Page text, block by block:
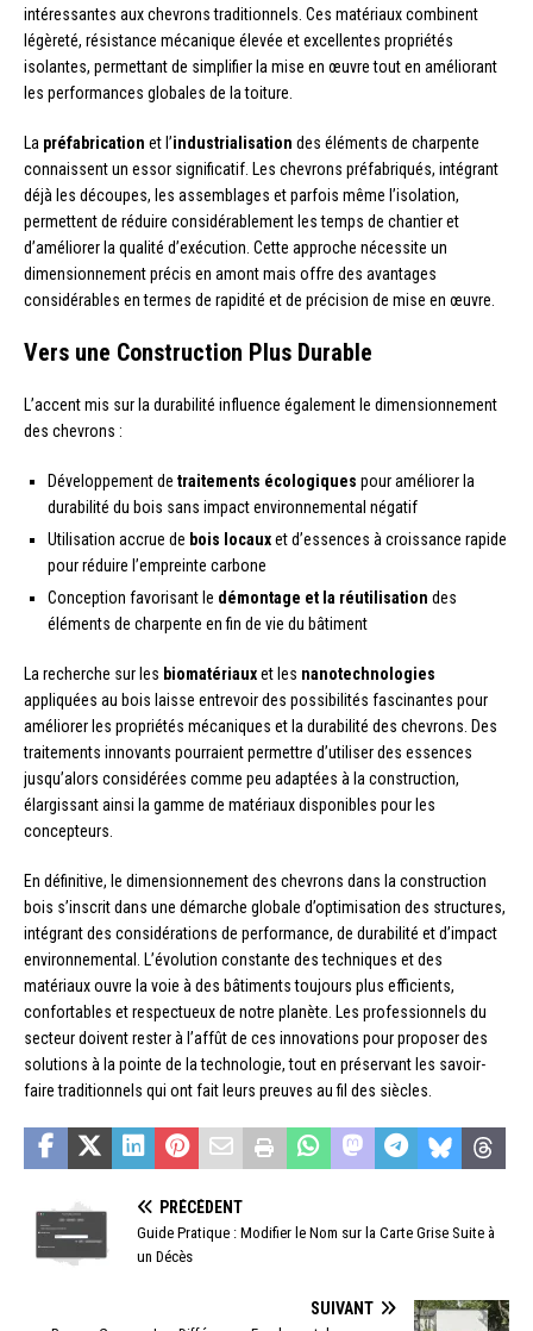
intéressantes aux chevrons traditionnels. Ces matériaux combinent
légèreté, résistance mécanique élevée et excellentes propriétés
isolantes, permettant de simplifier la mise en œuvre tout en améliorant
les performances globales de la toiture.
La préfabrication et l’industrialisation des éléments de charpente
connaissent un essor significatif. Les chevrons préfabriqués, intégrant
déjà les découpes, les assemblages et parfois même l’isolation,
permettent de réduire considérablement les temps de chantier et
d’améliorer la qualité d’exécution. Cette approche nécessite un
dimensionnement précis en amont mais offre des avantages
considérables en termes de rapidité et de précision de mise en œuvre.
Vers une Construction Plus Durable
L’accent mis sur la durabilité influence également le dimensionnement
des chevrons :
Développement de traitements écologiques pour améliorer la
durabilité du bois sans impact environnemental négatif
Utilisation accrue de bois locauxet d’essences à croissance rapide
pour réduire l’empreinte carbone
Conception favorisant le démontage et la réutilisation des
éléments de charpente en fin de vie du bâtiment
La recherche sur les biomatériauxet les nanotechnologies
appliquées au bois laisse entrevoir des possibilités fascinantes pour
améliorer les propriétés mécaniques et la durabilité des chevrons. Des
traitements innovants pourraient permettre d’utiliser des essences
jusqu’alors considérées comme peu adaptées à la construction,
élargissant ainsi la gamme de matériaux disponibles pour les
concepteurs.
En définitive, le dimensionnement des chevrons dans la construction
bois s’inscrit dans une démarche globale d’optimisation des structures,
intégrant des considérations de performance, de durabilité et d’impact
environnemental. L’évolution constante des techniques et des
matériaux ouvre la voie à des bâtiments toujours plus efficients,
confortables et respectueux de notre planète. Les professionnels du
secteur doivent rester à l’affût de ces innovations pour proposer des
solutions à la pointe de la technologie, tout en préservant les savoir-
faire traditionnels qui ont fait leurs preuves au fil des siècles.
PRÉCÉDENT
Guide Pratique : Modifier le Nom sur la Carte Grise Suite à
un Décès
SUIVANT